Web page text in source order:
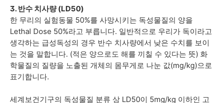
3. 반수 치사량 (LD50)
한 무리의 실험동물 50%를 사망시키는 독성물질의 양을
Lethal Dose 50%라고 부릅니다. 일반적으로 우리가 독이라고
생각하는 급성독성의 경우 반수 치사량에서 낮은 수치를 보이
는 것을 말합니다. (적은 양으로도 해를 끼칠 수 있다는 뜻) 화
학물질의 질량을 노출된 개체의 몸무게로 나눈 값(mg/kg)으로
표기합니다.
세계보건기구의 독성물질 분류 상 LD50이 5mg/kg 이하인 고